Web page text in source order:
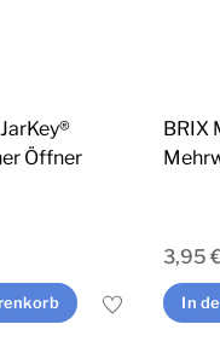
gewählt
werden
Öffner
BRIX
3,95 €
In